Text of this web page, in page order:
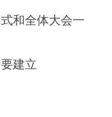
和全体大会一
建立